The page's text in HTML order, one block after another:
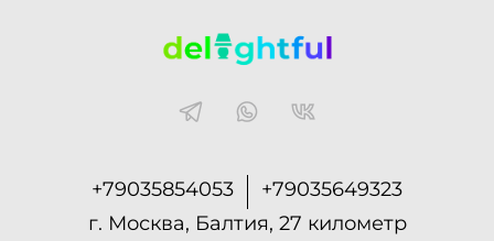
+79035854053
+79035649323
г. Москва, Балтия, 27 километр